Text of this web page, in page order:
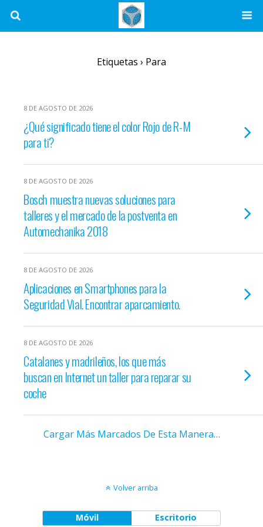
Etiquetas › Para
8 DE AGOSTO DE 2026
¿Qué significado tiene el color Rojo de R-M
para ti?
8 DE AGOSTO DE 2026
Bosch muestra nuevas soluciones para
talleres y el mercado de la postventa en
Automechanika 2018
8 DE AGOSTO DE 2026
Aplicaciones en Smartphones para la
Seguridad Vial. Encontrar aparcamiento.
8 DE AGOSTO DE 2026
Catalanes y madrileños, los que más
buscan en Internet un taller para reparar su
coche
Cargar Más Marcados De Esta Manera…
Volver arriba
Móvil Escritorio